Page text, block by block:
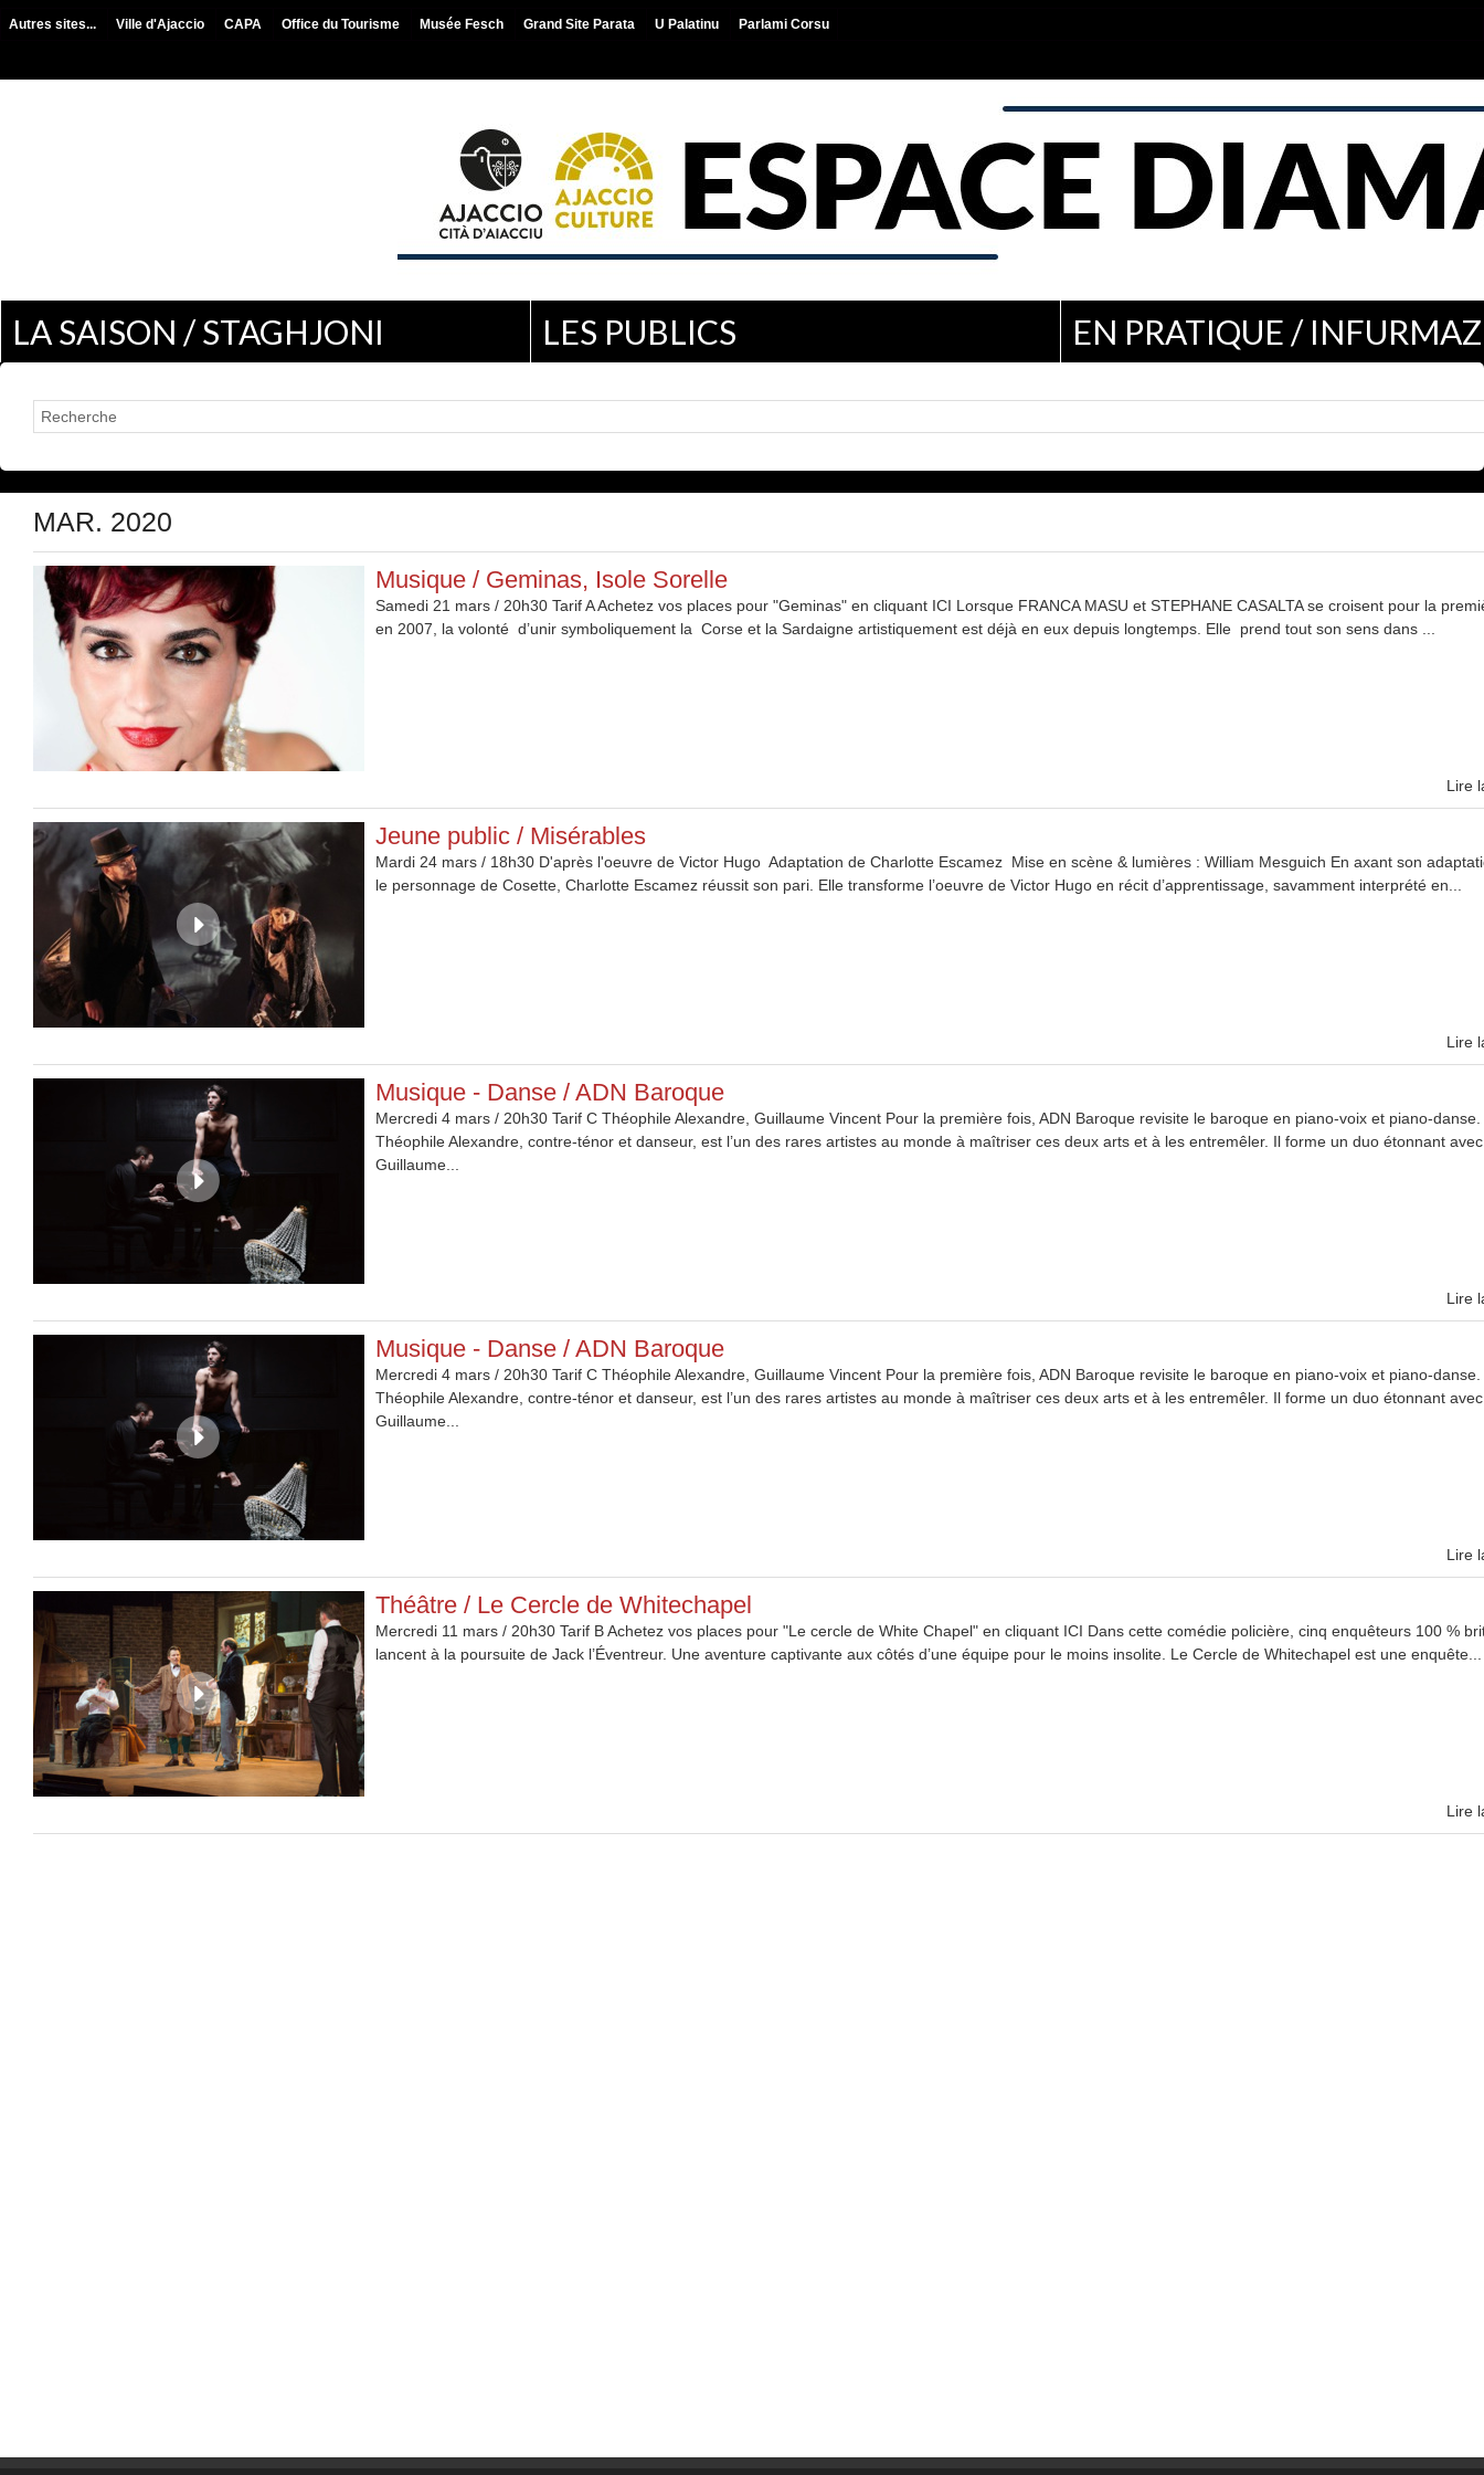
Autres sites... Ville d'Ajaccio CAPA Office du Tourisme Musée Fesch Grand Site Parata U Palatinu Parlami Corsu
LA SAISON / STAGHJONI LES PUBLICS EN PRATIQUE /
MAR. 2020
Musique / Geminas, Isole Sorelle
Samedi 21 mars / 20h30 Tarif A Achetez vos places pour "Geminas" en cliquant ICI Lorsque FRANCA MASU et STEPHANE CASALTA se croisent pour la
en 2007, la volonté d’unir symboliquement la Corse et la Sardaigne artistiquement est déjà en eux depuis longtemps. Elle prend tout son sens dans ...
Lire
Jeune public / Misérables
Mardi 24 mars / 18h30 D'après l'oeuvre de Victor Hugo Adaptation de Charlotte Escamez Mise en scène & lumières : William Mesguich En axant son
le personnage de Cosette, Charlotte Escamez réussit son pari. Elle transforme l’oeuvre de Victor Hugo en récit d’apprentissage, savamment interprété en...
Lire
Musique - Danse / ADN Baroque
Mercredi 4 mars / 20h30 Tarif C Théophile Alexandre, Guillaume Vincent Pour la première fois, ADN Baroque revisite le baroque en piano-voix et piano-danse.
Théophile Alexandre, contre-ténor et danseur, est l’un des rares artistes au monde à maîtriser ces deux arts et à les entremêler. Il forme un duo étonnant avec
Guillaume...
Lire
Musique - Danse / ADN Baroque
Mercredi 4 mars / 20h30 Tarif C Théophile Alexandre, Guillaume Vincent Pour la première fois, ADN Baroque revisite le baroque en piano-voix et piano-danse.
Théophile Alexandre, contre-ténor et danseur, est l’un des rares artistes au monde à maîtriser ces deux arts et à les entremêler. Il forme un duo étonnant avec
Guillaume...
Lire
Théâtre / Le Cercle de Whitechapel
Mercredi 11 mars / 20h30 Tarif B Achetez vos places pour "Le cercle de White Chapel" en cliquant ICI Dans cette comédie policière, cinq enquêteurs 100 %
lancent à la poursuite de Jack l’Éventreur. Une aventure captivante aux côtés d’une équipe pour le moins insolite. Le Cercle de Whitechapel est une enquête...
Lire